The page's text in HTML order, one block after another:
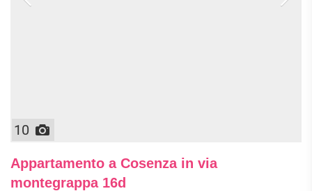
10
Appartamento a Cosenza in via
montegrappa 16d